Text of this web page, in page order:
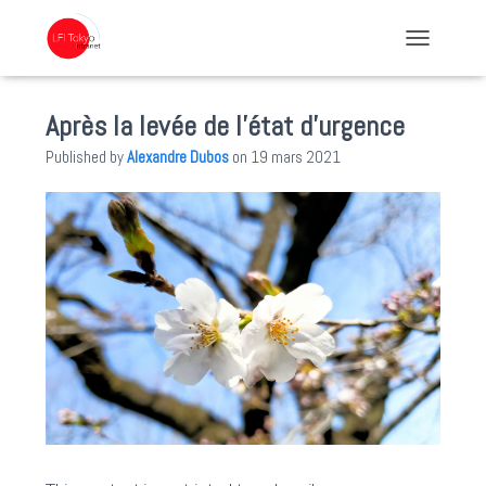
Après la levée de l’état d’urgence
Published byAlexandre Dubos on 19 mars 2021